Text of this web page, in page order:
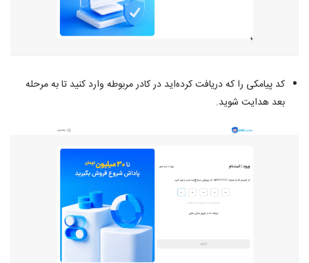
کد پیامکی را که دریافت کرده‌اید در کادر مربوطه وارد کنید تا به مرحله
بعد هدایت شوید.